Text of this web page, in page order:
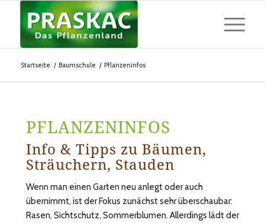
Startseite / Baumschule / Pflanzeninfos
PFLANZENINFOS
Info & Tipps zu Bäumen,
Sträuchern, Stauden
Wenn man einen Garten neu anlegt oder auch
übernimmt, ist der Fokus zunächst sehr überschaubar:
Rasen, Sichtschutz, Sommerblumen. Allerdings lädt der